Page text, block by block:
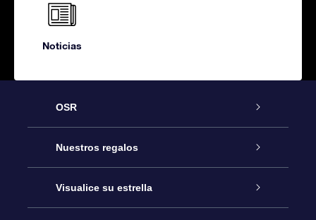
Noticias
OSR
Atención
Contáctanos
Nuestros regalos
Regalo Estrella Online
Visualice su estrella